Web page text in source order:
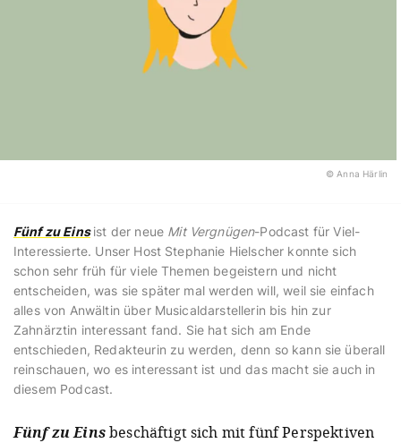
© Anna Härlin
Fünf zu Eins ist der neue Mit Vergnügen-Podcast für Viel-
Interessierte. Unser Host Stephanie Hielscher konnte sich
schon sehr früh für viele Themen begeistern und nicht
entscheiden, was sie später mal werden will, weil sie einfach
alles von Anwältin über Musicaldarstellerin bis hin zur
Zahnärztin interessant fand. Sie hat sich am Ende
entschieden, Redakteurin zu werden, denn so kann sie überall
reinschauen, wo es interessant ist und das macht sie auch in
diesem Podcast.
Fünf zu Einsbeschäftigt sich mit fünf Perspektiven